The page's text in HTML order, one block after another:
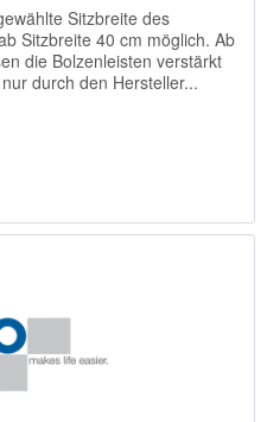
Sitzbreite des
Sitzbreite 40 cm möglich. Ab
die Bolzenleisten verstärkt
durch den Hersteller...